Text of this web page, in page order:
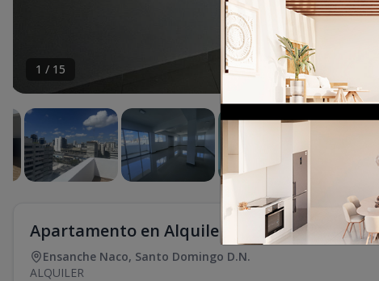
1 / 15
Apartamento en Alquiler en Ensanche
Ensanche Naco, Santo Domingo D.N.
ALQUILER